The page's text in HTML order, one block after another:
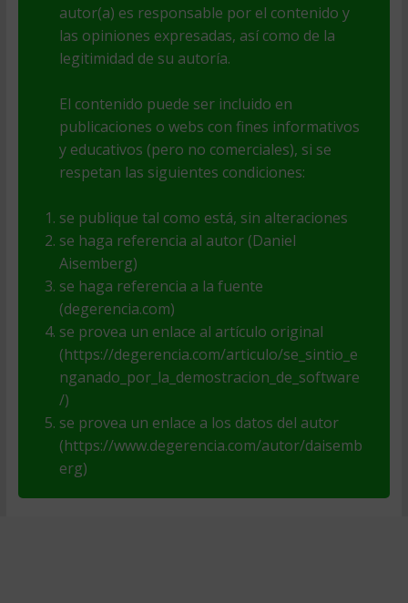
autor(a) es responsable por el contenido y
las opiniones expresadas, así como de la
legitimidad de su autoría.
El contenido puede ser incluido en
publicaciones o webs con fines informativos
y educativos (pero no comerciales), si se
respetan las siguientes condiciones:
se publique tal como está, sin alteraciones
se haga referencia al autor (Daniel
Aisemberg)
se haga referencia a la fuente
(degerencia.com)
se provea un enlace al artículo original
(https://degerencia.com/articulo/se_sintio_e
nganado_por_la_demostracion_de_software
/)
se provea un enlace a los datos del autor
(https://www.degerencia.com/autor/daisemb
erg)